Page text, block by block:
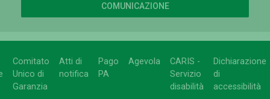
COMUNICAZIONE
Comitato
Unico di
Garanzia
Atti di
notifica
Pago
PA
Agevola
CARIS -
Servizio
disabilità
Dichiarazione
di
accessibilità